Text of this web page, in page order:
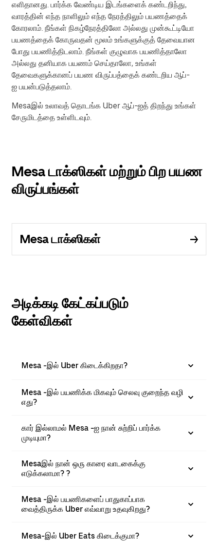
எளிதானது. பார்க்க வேண்டிய இடங்களைக் கண்டறிந்து,
வாரத்தின் எந்த நாளிலும் எந்த நேரத்திலும் பயணத்தைக்
கோரலாம். நீங்கள் நிகழ்நேரத்திலோ அல்லது முன்கூட்டியோ
பயணத்தைக் கோருவதன் மூலம் உங்களுக்குத் தேவையான
போது பயணித்திடலாம். நீங்கள் குழுவாக பயணித்தாலோ
அல்லது தனியாக பயணம் செய்தாலோ, உங்கள்
தேவைகளுக்கானப் பயண விருப்பத்தைக் கண்டறிய ஆப்-
ஐ பயன்படுத்தலாம்.
Mesaஇல் உலாவத் தொடங்க Uber ஆப்-ஐத் திறந்து உங்கள்
சேருமிடத்தை உள்ளிடவும்.
Mesa டாக்ஸிகள் மற்றும் பிற பயண
விருப்பங்கள்
Mesa டாக்ஸிகள்
அடிக்கடி கேட்கப்படும்
கேள்விகள்
Mesa -இல் Uber கிடைக்கிறதா?
Mesa -இல் பயணிக்க மிகவும் செலவு குறைந்த வழி
எது?
கார் இல்லாமல் Mesa -ஐ நான் சுற்றிப் பார்க்க
முடியுமா?
Mesaஇல் நான் ஒரு காரை வாடகைக்கு
எடுக்கலாமா? ?
Mesa -இல் பயணிகளைப் பாதுகாப்பாக
வைத்திருக்க Uber எவ்வாறு உதவுகிறது?
Mesa-இல் Uber Eats கிடைக்குமா?